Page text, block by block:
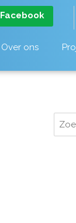
Facebook
Over ons